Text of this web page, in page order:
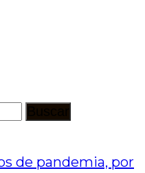
de pandemia, por